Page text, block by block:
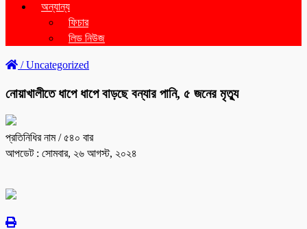
অন্যান্য
ফিচার
লিড নিউজ
/Uncategorized
নোয়াখালীতে ধাপে ধাপে বাড়ছে বন্যার পানি, ৫ জনের মৃত্যু
প্রতিনিধির নাম/ ৫৪০ বার
আপডেট : সোমবার, ২৬ আগস্ট, ২০২৪